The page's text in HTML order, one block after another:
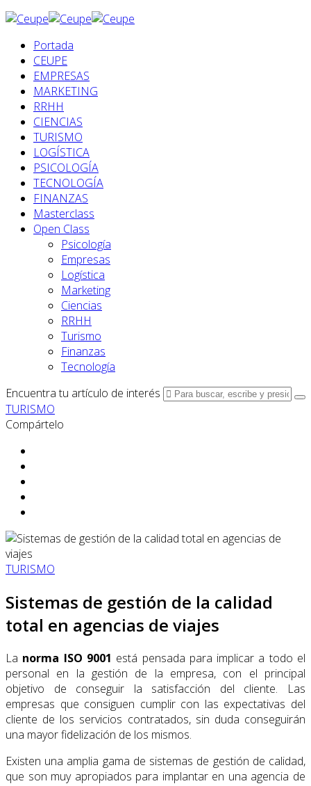
Portada
CEUPE
EMPRESAS
MARKETING
RRHH
CIENCIAS
TURISMO
LOGÍSTICA
PSICOLOGÍA
TECNOLOGÍA
FINANZAS
Masterclass
Open Class
Psicología
Empresas
Logística
Marketing
Ciencias
RRHH
Turismo
Finanzas
Tecnología
Encuentra tu artículo de interés
TURISMO
Compártelo
TURISMO
Sistemas de gestión de la calidad
total en agencias de viajes
La norma ISO 9001 está pensada para implicar a todo el
personal en la gestión de la empresa, con el principal
objetivo de conseguir la satisfacción del cliente. Las
empresas que consiguen cumplir con las expectativas del
cliente de los servicios contratados, sin duda conseguirán
una mayor fidelización de los mismos.
Existen una amplia gama de sistemas de gestión de calidad,
que son muy apropiados para implantar en una agencia de